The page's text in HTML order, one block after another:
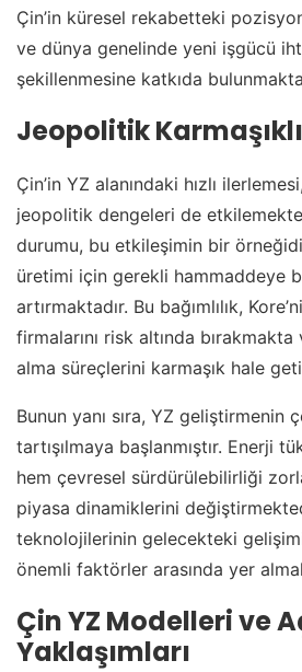
Çin’in küresel rekabetteki
ve dünya genelinde yeni işgücü
şekillenmesine katkıda
Jeopolitik
Çin’in YZ alanındaki hızlı
jeopolitik dengeleri de
durumu, bu etkileşimin bir
üretimi için gerekli hammaddeye
artırmaktadır. Bu bağımlılık,
firmalarını risk altında
alma süreçlerini karmaşık hale
Bunun yanı sıra, YZ geliştirmenin
tartışılmaya başlanmıştır. Enerji
hem çevresel sürdürülebilirliği
piyasa dinamiklerini
teknolojilerinin gelecekteki
önemli faktörler arasında yer
Çin YZ Modelleri ve
Yaklaşımları